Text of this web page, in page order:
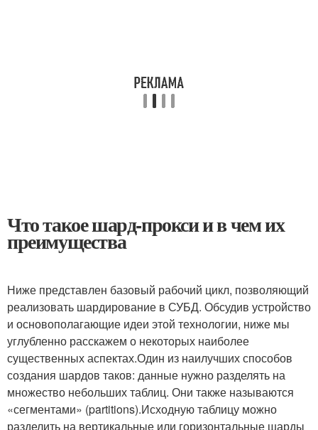
Что такое шард-прокси и в чем их
преимущества
Ниже представлен базовый рабочий цикл, позволяющий
реализовать шардирование в СУБД. Обсудив устройство
и основополагающие идеи этой технологии, ниже мы
углубленно расскажем о некоторых наиболее
существенных аспектах.Один из наилучших способов
создания шардов таков: данные нужно разделять на
множество небольших таблиц. Они также называются
«сегментами» (partitions).Исходную таблицу можно
разделить на вертикальные или горизонтальные шарды